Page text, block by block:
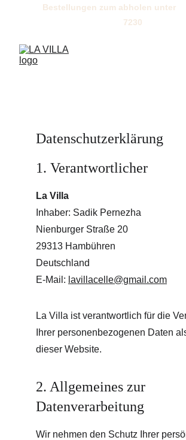
Bestellungen zum abholen unter
7230
Datenschutzerklärung
1. Verantwortlicher
La Villa
Inhaber: Sadik Pernezha
Nienburger Straße 20
29313 Hambühren
Deutschland
E-Mail: lavillacelle@gmail.com
La Villa ist verantwortlich für die
Ihrer personenbezogenen Daten
dieser Website.
2. Allgemeines zur
Datenverarbeitung
Wir nehmen den Schutz Ihrer